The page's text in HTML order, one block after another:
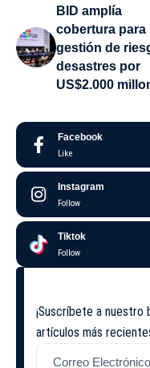
BID amplía
cobertura para
gestión de
desastres por
US$2.000
Facebook
Like
Instagram
Follow
Tiktok
Follow
¡Suscríbete a
artículos más